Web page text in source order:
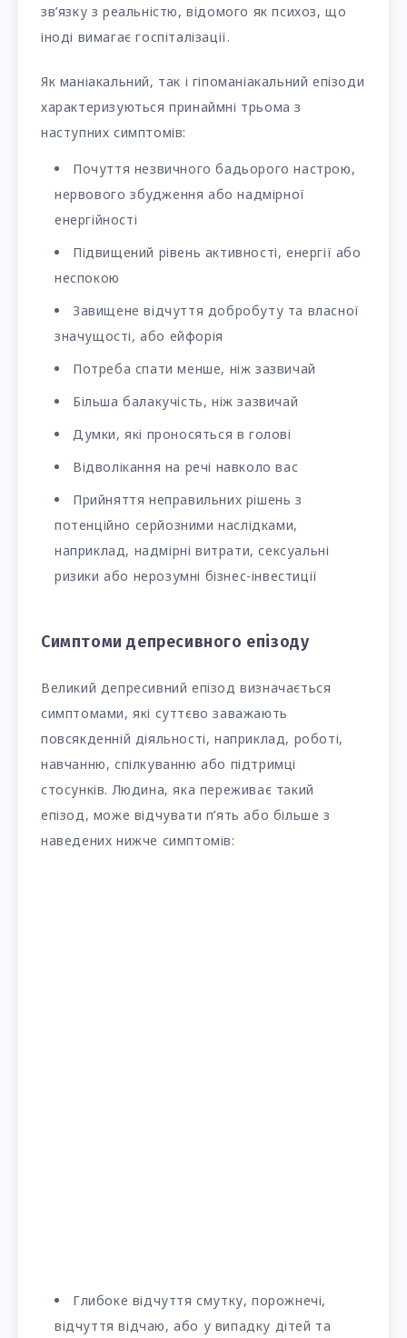
зв’язку з реальністю, відомого як психоз, що
іноді вимагає госпіталізації.
Як маніакальний, так і гіпоманіакальний епізоди
характеризуються принаймні трьома з
наступних симптомів:
Почуття незвичного бадьорого настрою,
нервового збудження або надмірної
енергійності
Підвищений рівень активності, енергії або
неспокою
Завищене відчуття добробуту та власної
значущості, або ейфорія
Потреба спати менше, ніж зазвичай
Більша балакучість, ніж зазвичай
Думки, які проносяться в голові
Відволікання на речі навколо вас
Прийняття неправильних рішень з
потенційно серйозними наслідками,
наприклад, надмірні витрати, сексуальні
ризики або нерозумні бізнес-інвестиції
Симптоми депресивного епізоду
Великий депресивний епізод визначається
симптомами, які суттєво заважають
повсякденній діяльності, наприклад, роботі,
навчанню, спілкуванню або підтримці
стосунків. Людина, яка переживає такий
епізод, може відчувати п’ять або більше з
наведених нижче симптомів:
Глибоке відчуття смутку, порожнечі,
відчуття відчаю, або у випадку дітей та